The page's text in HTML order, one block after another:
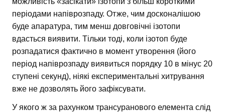
періодами напіврозпаду. Отже, чим досконалішою
буде апаратура, тим менш довговічні ізотопи
вдасться виявити. Тільки тоді, коли ізотоп буде
розпадатися фактично в момент утворення (його
період напіврозпаду виявиться порядку 10 в мінус 20
ступені секунд), ніякі експериментальні хитрування
вже не дозволять його зафіксувати.
У якого ж за рахунком трансуранового елемента слід